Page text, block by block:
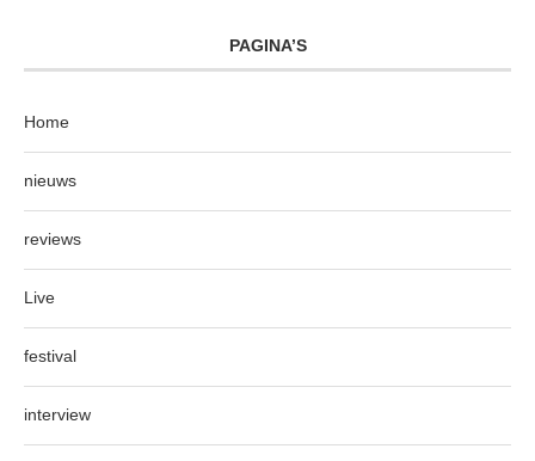
PAGINA’S
Home
nieuws
reviews
Live
festival
interview